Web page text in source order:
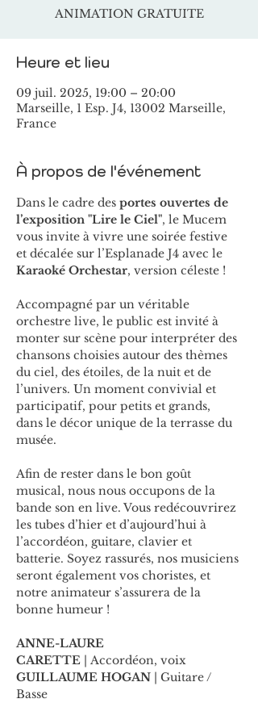
ANIMATION GRATUITE
Heure et lieu
09 juil. 2025, 19:00 – 20:00
Marseille, 1 Esp. J4, 13002 Marseille,
France
À propos de l'événement
Dans le cadre des portes ouvertes de
l’exposition "Lire le Ciel", le Mucem
vous invite à vivre une soirée festive
et décalée sur l’Esplanade J4 avec le
Karaoké Orchestar, version céleste !
Accompagné par un véritable
orchestre live, le public est invité à
monter sur scène pour interpréter des
chansons choisies autour des thèmes
du ciel, des étoiles, de la nuit et de
l’univers. Un moment convivial et
participatif, pour petits et grands,
dans le décor unique de la terrasse du
musée.
Afin de rester dans le bon goût
musical, nous nous occupons de la
bande son en live. Vous redécouvrirez
les tubes d’hier et d’aujourd’hui à
l’accordéon, guitare, clavier et
batterie. Soyez rassurés, nos musiciens
seront également vos choristes, et
notre animateur s’assurera de la
bonne humeur !
ANNE-LAURE
CARETTE | Accordéon, voix
GUILLAUME HOGAN | Guitare /
Basse